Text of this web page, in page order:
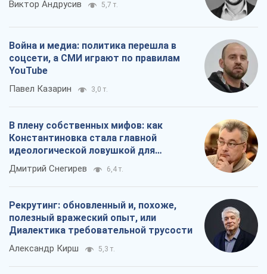
Виктор Андрусив 5,7 т.
Война и медиа: политика перешла в
соцсети, а СМИ играют по правилам
YouTube
Павел Казарин 3,0 т.
В плену собственных мифов: как
Константиновка стала главной
идеологической ловушкой для
российских оккупантов
Дмитрий Снегирев 6,4 т.
Рекрутинг: обновленный и, похоже,
полезный вражеский опыт, или
Диалектика требовательной трусости
Александр Кирш 5,3 т.